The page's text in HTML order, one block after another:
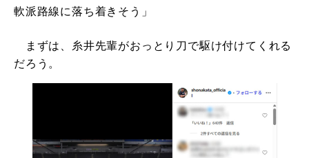
軟派路線に落ち着きそう」
まずは、糸井先輩がおっとり刀で駆け付けてくれる
だろう。